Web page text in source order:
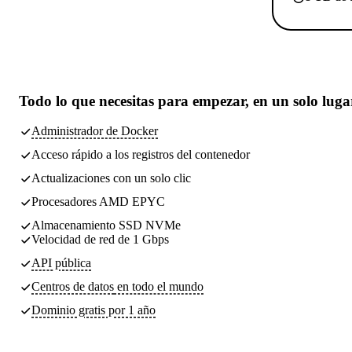
Todo lo que necesitas para empezar, en un solo
Administrador de Docker
Acceso rápido a los registros del contenedor
Actualizaciones con un solo clic
Procesadores AMD EPYC
Almacenamiento SSD NVMe
Velocidad de red de 1 Gbps
API pública
Centros de datos en todo el mundo
Dominio gratis por 1 año